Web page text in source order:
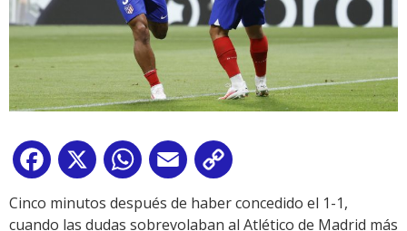
Facebook
X WhatsApp
Email
Link
Cinco minutos después de haber concedido el 1-1,
cuando las dudas sobrevolaban al Atlético de Madrid más